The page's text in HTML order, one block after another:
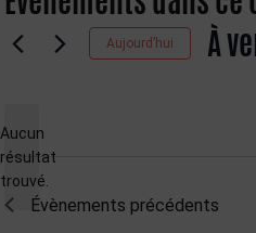
Notice
Aucun
résultat
trouvé.
Aujourd’hui À
Évènements précédents